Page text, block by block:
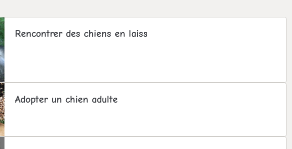
Rencontrer des chiens en laiss
Adopter un chien adulte